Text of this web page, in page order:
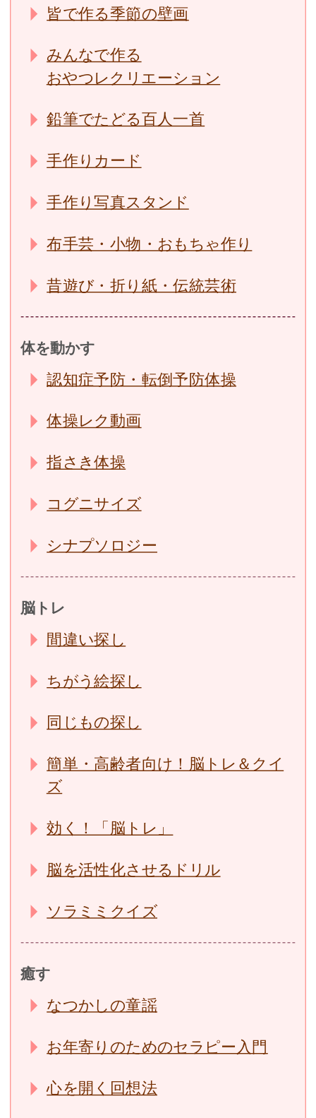
皆で作る季節の壁画
みんなで作る
おやつレクリエーション
鉛筆でたどる百人一首
手作りカード
手作り写真スタンド
布手芸・小物・おもちゃ作り
昔遊び・折り紙・伝統芸術
体を動かす
認知症予防・転倒予防体操
体操レク動画
指さき体操
コグニサイズ
シナプソロジー
脳トレ
間違い探し
ちがう絵探し
同じもの探し
簡単・高齢者向け！脳トレ＆クイ
ズ
効く！「脳トレ」
脳を活性化させるドリル
ソラミミクイズ
癒す
なつかしの童謡
お年寄りのためのセラピー入門
心を開く回想法